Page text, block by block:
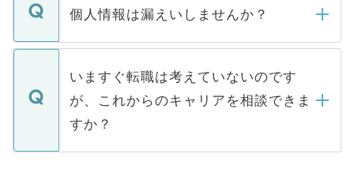
■応募殺到を避けるため 人気のある医療機
関を公にしてしまうと、応募が殺到する場
に、医療機関が求める条件に合った人材の
みを人材紹介会社に依頼するケースが増え
ています。
ん。また、仮に応募先から内定をいただい
定を承諾する必要はありません。内定先へ
の辞退の連絡はキャリアパートナーが行い
個人情報は漏えいしませんか？
個人情報が漏えいすることはありませんの
で、ご安心ください。当サイトからの登録
などで収集したご登録者様の個人情報は、
ご本人のキャリアアップおよび転職活動の
支援を目的に使用いたします。お預かりし
ているすべての個人データはご本人の許可
いますぐ転職は考えていないのです
が、これからのキャリアを相談できま
すか？